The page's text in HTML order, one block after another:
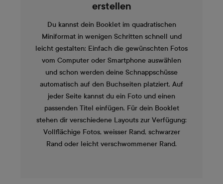
erstellen
Du kannst dein Booklet im quadratischen
Miniformat in wenigen Schritten schnell und
leicht gestalten: Einfach die gewünschten Fotos
vom Computer oder Smartphone auswählen
und schon werden deine Schnappschüsse
automatisch auf den Buchseiten platziert. Auf
jeder Seite kannst du ein Foto und einen
passenden Titel einfügen. Für dein Booklet
stehen dir verschiedene Layouts zur Verfügung:
Vollflächige Fotos, weisser Rand, schwarzer
Rand oder leicht verschwommener Rand.